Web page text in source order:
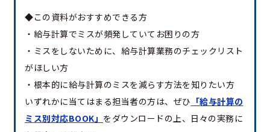
◆この資料がおすすめできる方
・給与計算でミスが頻発していてお困りの方
・ミスをしないために、給与計算業務のチェックリスト
がほしい方
・根本的に給与計算のミスを減らす方法を知りたい方
いずれかに当てはまる担当者の方は、ぜひ 「給与計算の
ミス別対応BOOK」 をダウンロードの上、日々の実務に